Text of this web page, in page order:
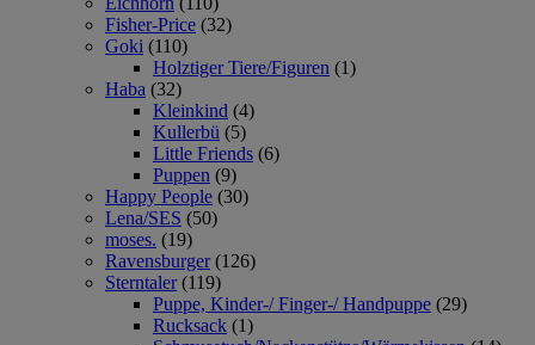
Fisher-Price (32)
Goki (110)
Holztiger Tiere/Figuren (1)
Haba (32)
Kleinkind (4)
Kullerbü (5)
Little Friends (6)
Puppen (9)
Happy People (30)
Lena/SES (50)
moses. (19)
Ravensburger (126)
Sterntaler (119)
Puppe, Kinder-/ Finger-/ Handpuppe (29)
Rucksack (1)